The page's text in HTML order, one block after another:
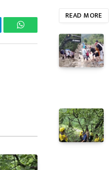
WhatsApp
READ MORE